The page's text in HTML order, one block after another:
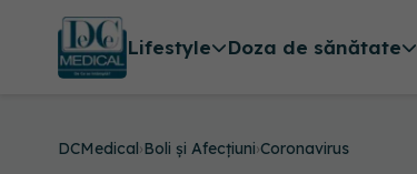
Lifestyle Doza de sănătate
DCMedical›Boli și Afecțiuni›Coronavirus